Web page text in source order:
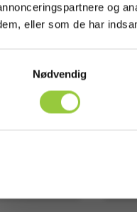
og
eller som de har
Nødvendig
Si-K25
med